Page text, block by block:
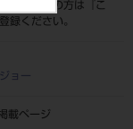
録がまだの方は『
こ
録ください。
ョー
載ページ